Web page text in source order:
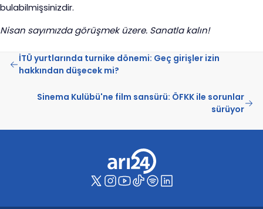
bulabilmişsinizdir.
Nisan sayımızda görüşmek üzere. Sanatla kalın!
İTÜ yurtlarında turnike dönemi: Geç girişler izin
hakkından düşecek mi?
Sinema Kulübü'ne film sansürü: ÖFKK ile sorunlar
sürüyor